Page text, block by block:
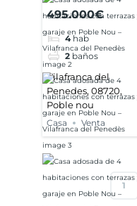
de 4
con terrazas y
garaje en Poble
Nou – Vilafranca
del Penedès
495.000€
4 hab
2 baños
Vilafranca del
Penedes, 08720,
Poble nou
Casa Venta
1